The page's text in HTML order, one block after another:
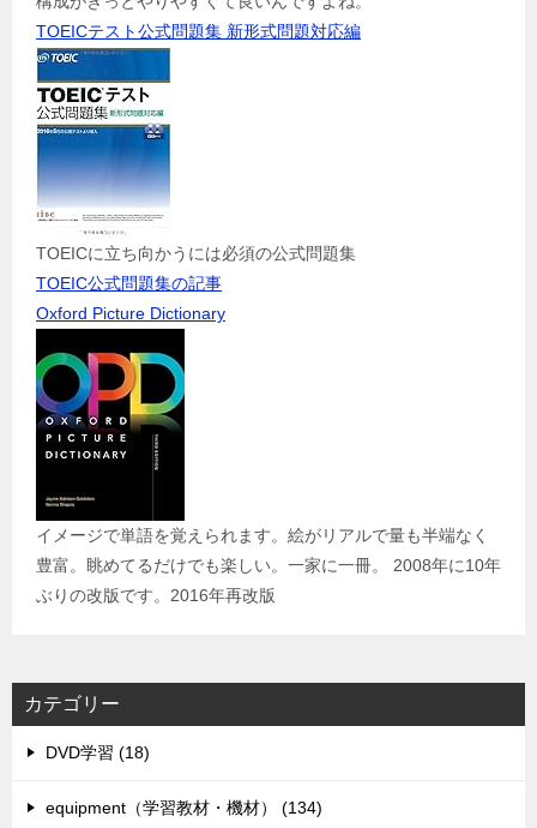
TOEICテスト公式問題集 新形式問題対応編
TOEICに立ち向かうには必須の公式問題集
TOEIC公式問題集の記事
Oxford Picture Dictionary
イメージで単語を覚えられます。絵がリアルで量も半端なく
豊富。眺めてるだけでも楽しい。一家に一冊。 2008年に10年
ぶりの改版です。2016年再改版
カテゴリー
DVD学習 (18)
equipment（学習教材・機材） (134)